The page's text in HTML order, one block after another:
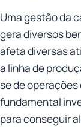
Uma gestão da
gera diversos
afeta diversas
a linha de
se de operações
fundamental
para conseguir